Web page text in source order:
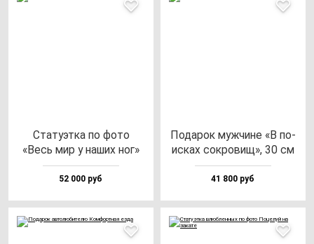
Ста­ту­эт­ка по фо­то
«Весь мир у на­ших ног»
52 000 руб
Пода­рок муж­чи­не «В по­
ис­ках сок­ро­вищ», 30 см
41 800 руб